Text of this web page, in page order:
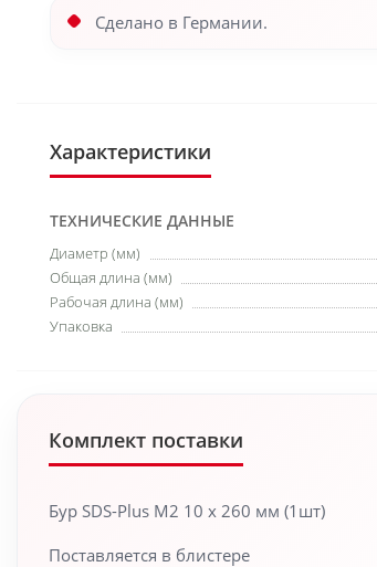
Сделано в Германии.
Характеристики
ТЕХНИЧЕСКИЕ ДАННЫЕ
Диаметр (мм)
Общая длина (мм)
Рабочая длина (мм)
Упаковка
Комплект поставки
Бур SDS-Plus M2 10 x 260 мм (1шт)
Поставляется в блистере